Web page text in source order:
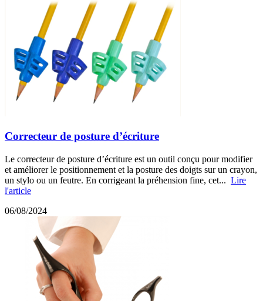
Correcteur de posture d’écriture
Le correcteur de posture d’écriture est un outil conçu pour modifier
et améliorer le positionnement et la posture des doigts sur un crayon,
un stylo ou un feutre. En corrigeant la préhension fine, cet... Lire
l'article
06/08/2024